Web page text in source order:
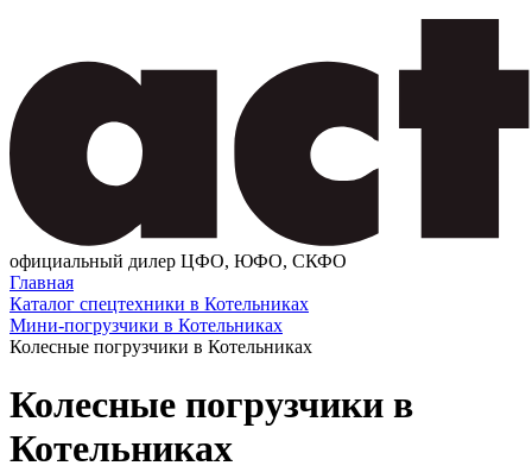
официальный дилер ЦФО, ЮФО, СКФО
Главная
Каталог спецтехники в Котельниках
Мини-погрузчики в Котельниках
Колесные погрузчики в Котельниках
Колесные погрузчики в
Котельниках